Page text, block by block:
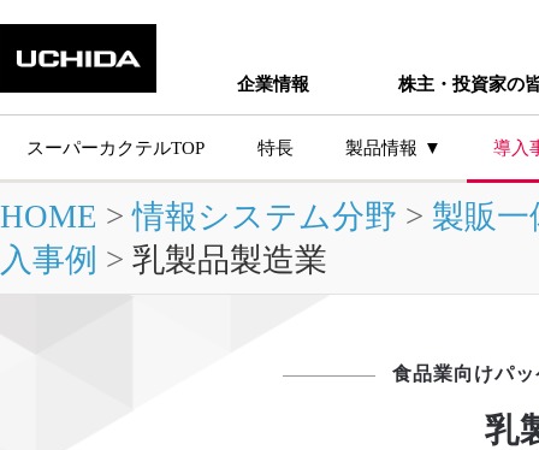
企業情報 株主・投資家の
スーパーカクテルTOP 特長 製品情報 導入
HOME >情報システム分野 > 製販
入事例 > 乳製品製造業
食品業向けパ
乳